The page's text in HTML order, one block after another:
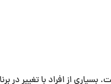
از افراد با تغییر در